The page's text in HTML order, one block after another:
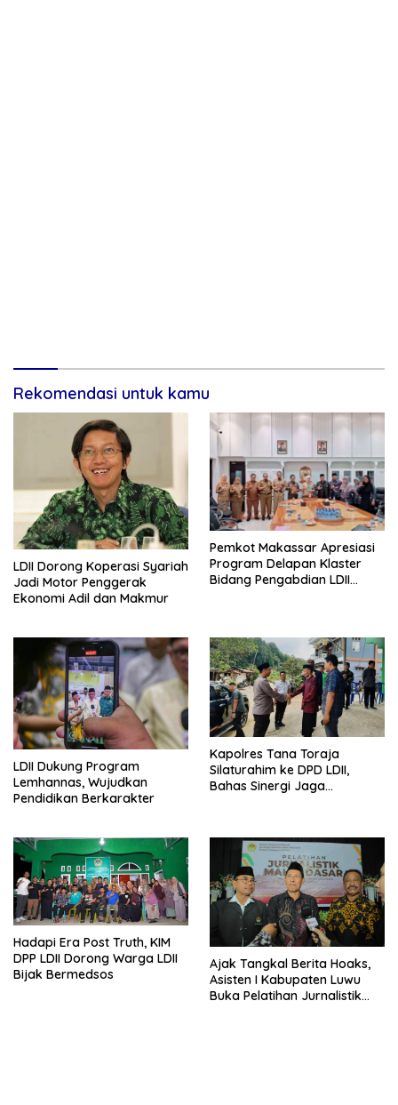
Rekomendasi untuk kamu
LDII Dorong Koperasi Syariah
Jadi Motor Penggerak
Ekonomi Adil dan Makmur
Pemkot Makassar Apresiasi
Program Delapan Klaster
Bidang Pengabdian LDII
LDII Dukung Program
Lemhannas, Wujudkan
Pendidikan Berkarakter
Kapolres Tana Toraja
Silaturahim ke DPD LDII,
Bahas Sinergi Jaga
Hadapi Era Post Truth, KIM
DPP LDII Dorong Warga LDII
Bijak Bermedsos
Ajak Tangkal Berita Hoaks,
Asisten I Kabupaten Luwu
Buka Pelatihan Jurnalistik